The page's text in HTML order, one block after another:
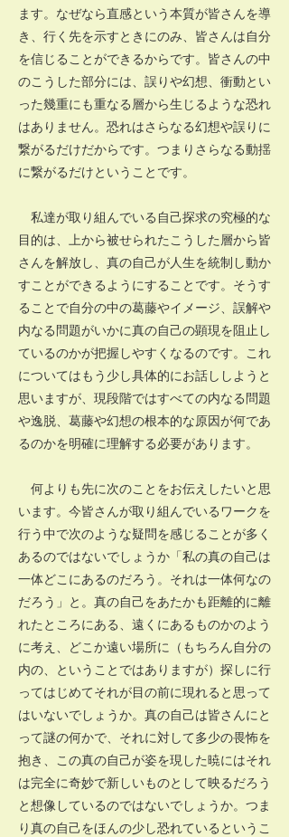
ます。なぜなら直感という本質が皆さんを導
き、行く先を示すときにのみ、皆さんは自分
を信じることができるからです。皆さんの中
のこうした部分には、誤りや幻想、衝動とい
った幾重にも重なる層から生じるような恐れ
はありません。恐れはさらなる幻想や誤りに
繋がるだけだからです。つまりさらなる動揺
に繋がるだけということです。
私達が取り組んでいる自己探求の究極的な
目的は、上から被せられたこうした層から皆
さんを解放し、真の自己が人生を統制し動か
すことができるようにすることです。そうす
ることで自分の中の葛藤やイメージ、誤解や
内なる問題がいかに真の自己の顕現を阻止し
ているのかが把握しやすくなるのです。これ
についてはもう少し具体的にお話ししようと
思いますが、現段階ではすべての内なる問題
や逸脱、葛藤や幻想の根本的な原因が何であ
るのかを明確に理解する必要があります。
何よりも先に次のことをお伝えしたいと思
います。今皆さんが取り組んでいるワークを
行う中で次のような疑問を感じることが多く
あるのではないでしょうか「私の真の自己は
一体どこにあるのだろう。それは一体何なの
だろう」と。真の自己をあたかも距離的に離
れたところにある、遠くにあるものかのよう
に考え、どこか遠い場所に（もちろん自分の
内の、ということではありますが）探しに行
ってはじめてそれが目の前に現れると思って
はいないでしょうか。真の自己は皆さんにと
って謎の何かで、それに対して多少の畏怖を
抱き、この真の自己が姿を現した暁にはそれ
は完全に奇妙で新しいものとして映るだろう
と想像しているのではないでしょうか。つま
り真の自己をほんの少し恐れているというこ